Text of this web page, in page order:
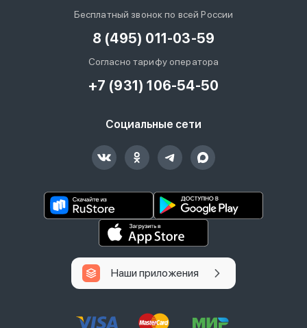
Бесплатный звонок по всей России
8 (495) 011-03-59
Согласно тарифу оператора
+7 (931) 106-54-50
Социальные сети
Наши приложения